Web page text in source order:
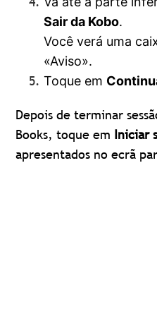
Sair da Kobo.
Você verá uma
«Aviso».
Toque em
Depois de terminar
Books, toque em Iniciar
apresentados no ecrã